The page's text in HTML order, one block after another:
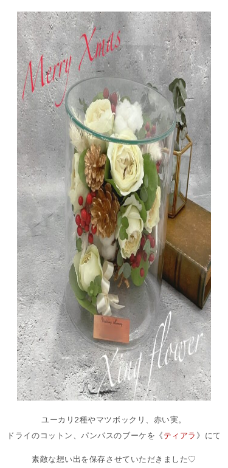
ユーカリ2種やマツボックリ、赤い実。
ドライのコットン、パンパスのブーケを《ティアラ 》にて
素敵な想い出を保存させていただきました♡